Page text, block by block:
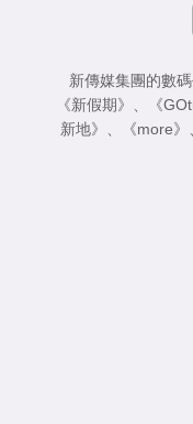
新傳媒集團的數
《新假期》
《
新地》
《more》